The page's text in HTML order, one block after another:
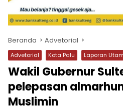
Beranda Advetorial
Advetorial Kota Palu Laporan
Wakil Gubernur
pelepasan
Muslimin